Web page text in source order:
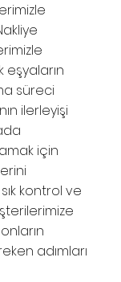
eşyaların
süreci
ilerleyişi
için
kontrol ve
adımları